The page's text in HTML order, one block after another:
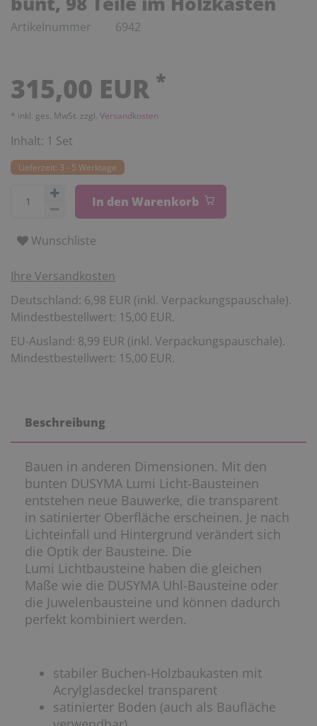
Artikelnummer 6942
315,00 EUR *
* inkl. ges. MwSt. zzgl. Versandkosten
Inhalt: 1 Set
Lieferzeit: 3 - 5 Werktage
In den Warenkorb
Wunschliste
Ihre Versandkosten
Deutschland: 6,98 EUR (inkl. Verpackungspauschale).
Mindestbestellwert: 15,00 EUR.
EU-Ausland: 8,99 EUR (inkl. Verpackungspauschale).
Mindestbestellwert: 15,00 EUR.
Beschreibung
Bauen in anderen Dimensionen. Mit den
bunten DUSYMA Lumi Licht-Bausteinen
entstehen neue Bauwerke, die transparent
in satinierter Oberfläche erscheinen. Je nach
Lichteinfall und Hintergrund verändert sich
die Optik der Bausteine. Die
Lumi Lichtbausteine haben die gleichen
Maße wie die DUSYMA Uhl-Bausteine oder
die Juwelenbausteine und können dadurch
perfekt kombiniert werden.
stabiler Buchen-Holzbaukasten mit
Acrylglasdeckel transparent
satinierter Boden (auch als Baufläche